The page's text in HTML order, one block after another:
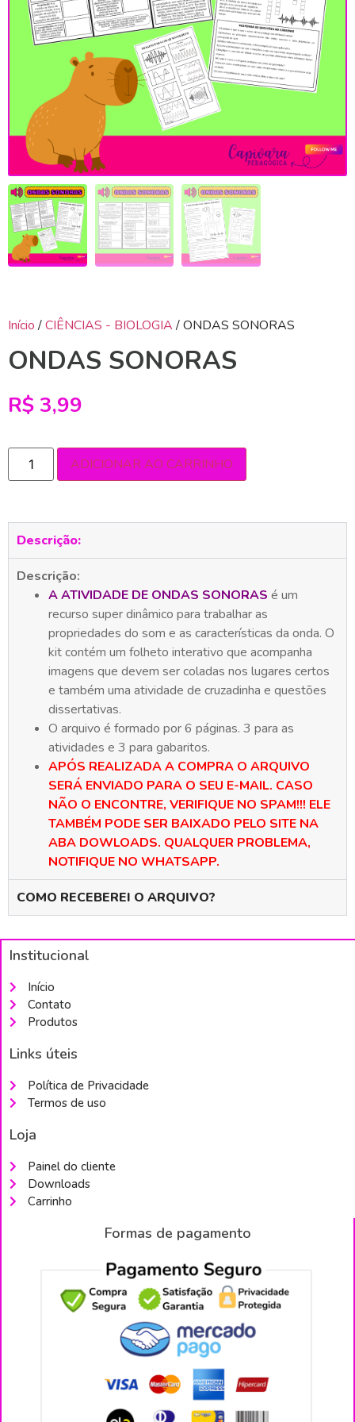
Início /CIÊNCIAS - BIOLOGIA / ONDAS SONORAS
ONDAS SONORAS
R$ 3,99
ADICIONAR AO CARRINHO
Descrição:
Descrição:
A ATIVIDADE DE ONDAS SONORAS é um
recurso super dinâmico para trabalhar as
propriedades do som e as características da onda. O
kit contém um folheto interativo que acompanha
imagens que devem ser coladas nos lugares certos
e também uma atividade de cruzadinha e questões
dissertativas.
O arquivo é formado por 6 páginas. 3 para as
atividades e 3 para gabaritos.
APÓS REALIZADA A COMPRA O ARQUIVO
SERÁ ENVIADO PARA O SEU E-MAIL. CASO
NÃO O ENCONTRE, VERIFIQUE NO SPAM!!! ELE
TAMBÉM PODE SER BAIXADO PELO SITE NA
ABA DOWLOADS. QUALQUER PROBLEMA,
NOTIFIQUE NO WHATSAPP.
COMO RECEBEREI O ARQUIVO?
Institucional
Início
Contato
Produtos
Links úteis
Política de Privacidade
Termos de uso
Loja
Painel do cliente
Downloads
Carrinho
Formas de pagamento